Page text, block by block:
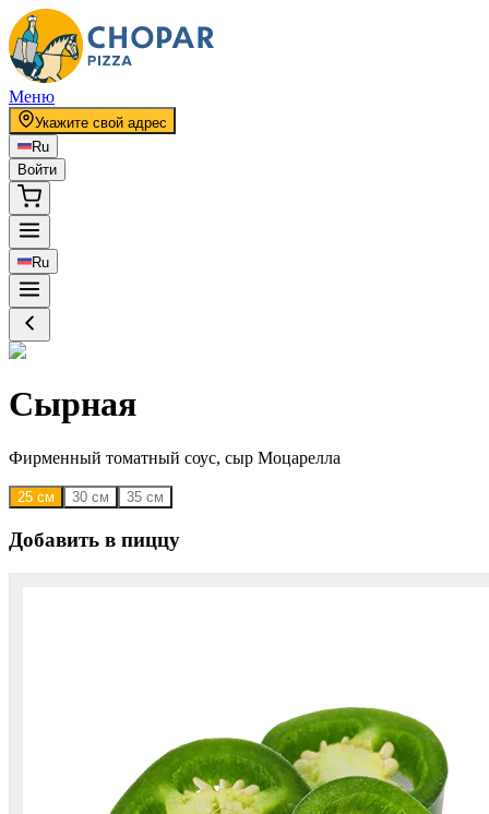
Меню
Укажите свой адрес
Ru
Войти
Ru
Сырная
Фирменный томатный соус, сыр Моцарелла
25 см 30 см 35 см
Добавить в пиццу